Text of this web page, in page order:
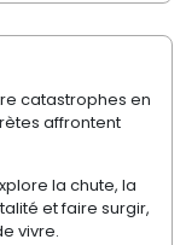
catastrophes en
affrontent
la chute, la
et faire surgir,
vivre.